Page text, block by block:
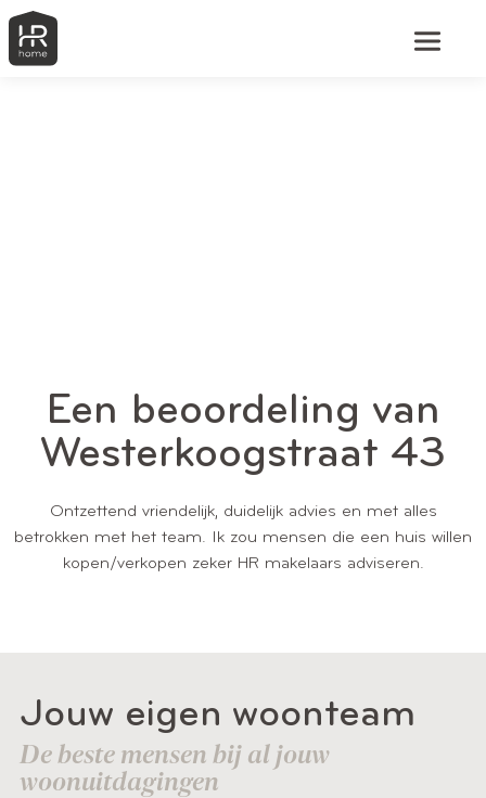
Een beoordeling van
Westerkoogstraat 43
Ontzettend vriendelijk, duidelijk advies en met alles
betrokken met het team. Ik zou mensen die een huis willen
kopen/verkopen zeker HR makelaars adviseren.
Jouw eigen woonteam
De beste mensen bij al jouw
woonuitdagingen